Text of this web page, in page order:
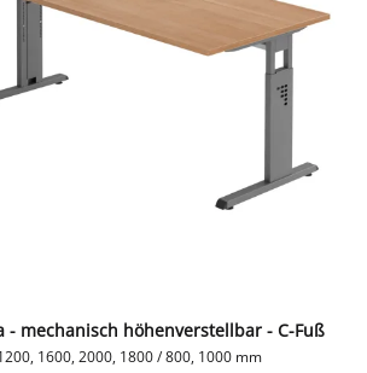
- mechanisch höhenverstellbar - C-Fuß
1600, 2000, 1800 / 800, 1000 mm